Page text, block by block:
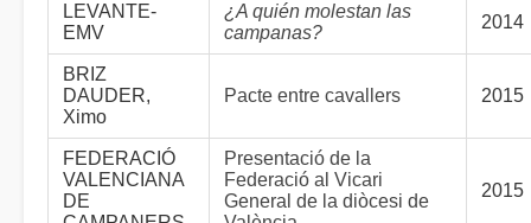
LEVANTE-
EMV
¿A quién molestan las
campanas?
2014
BRIZ
DAUDER,
Ximo
Pacte entre cavallers 2015
FEDERACIÓ
VALENCIANA
DE
Presentació de la
Federació al Vicari
General de la diòcesi de
2015